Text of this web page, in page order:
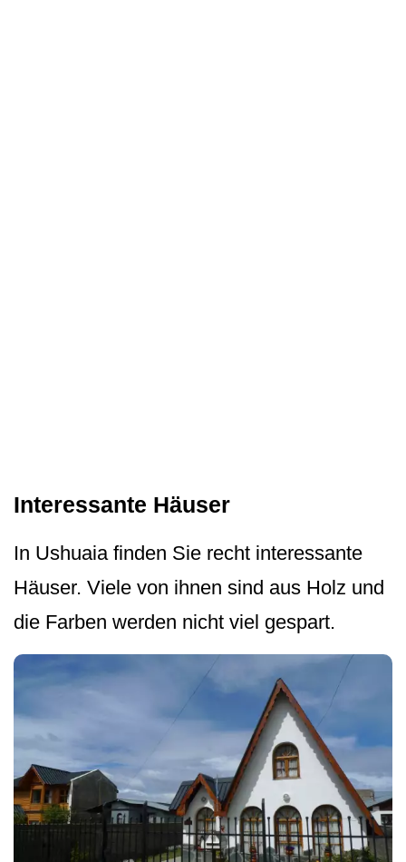
Interessante Häuser
In Ushuaia finden Sie recht interessante
Häuser. Viele von ihnen sind aus Holz und
die Farben werden nicht viel gespart.